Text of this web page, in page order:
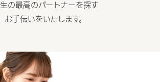
生の最高のパートナーを探す
お手伝いをいたします。